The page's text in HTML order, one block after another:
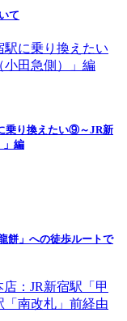
て
乗り換えたい⑨～JR新
」編
餅」への徒歩ルートで